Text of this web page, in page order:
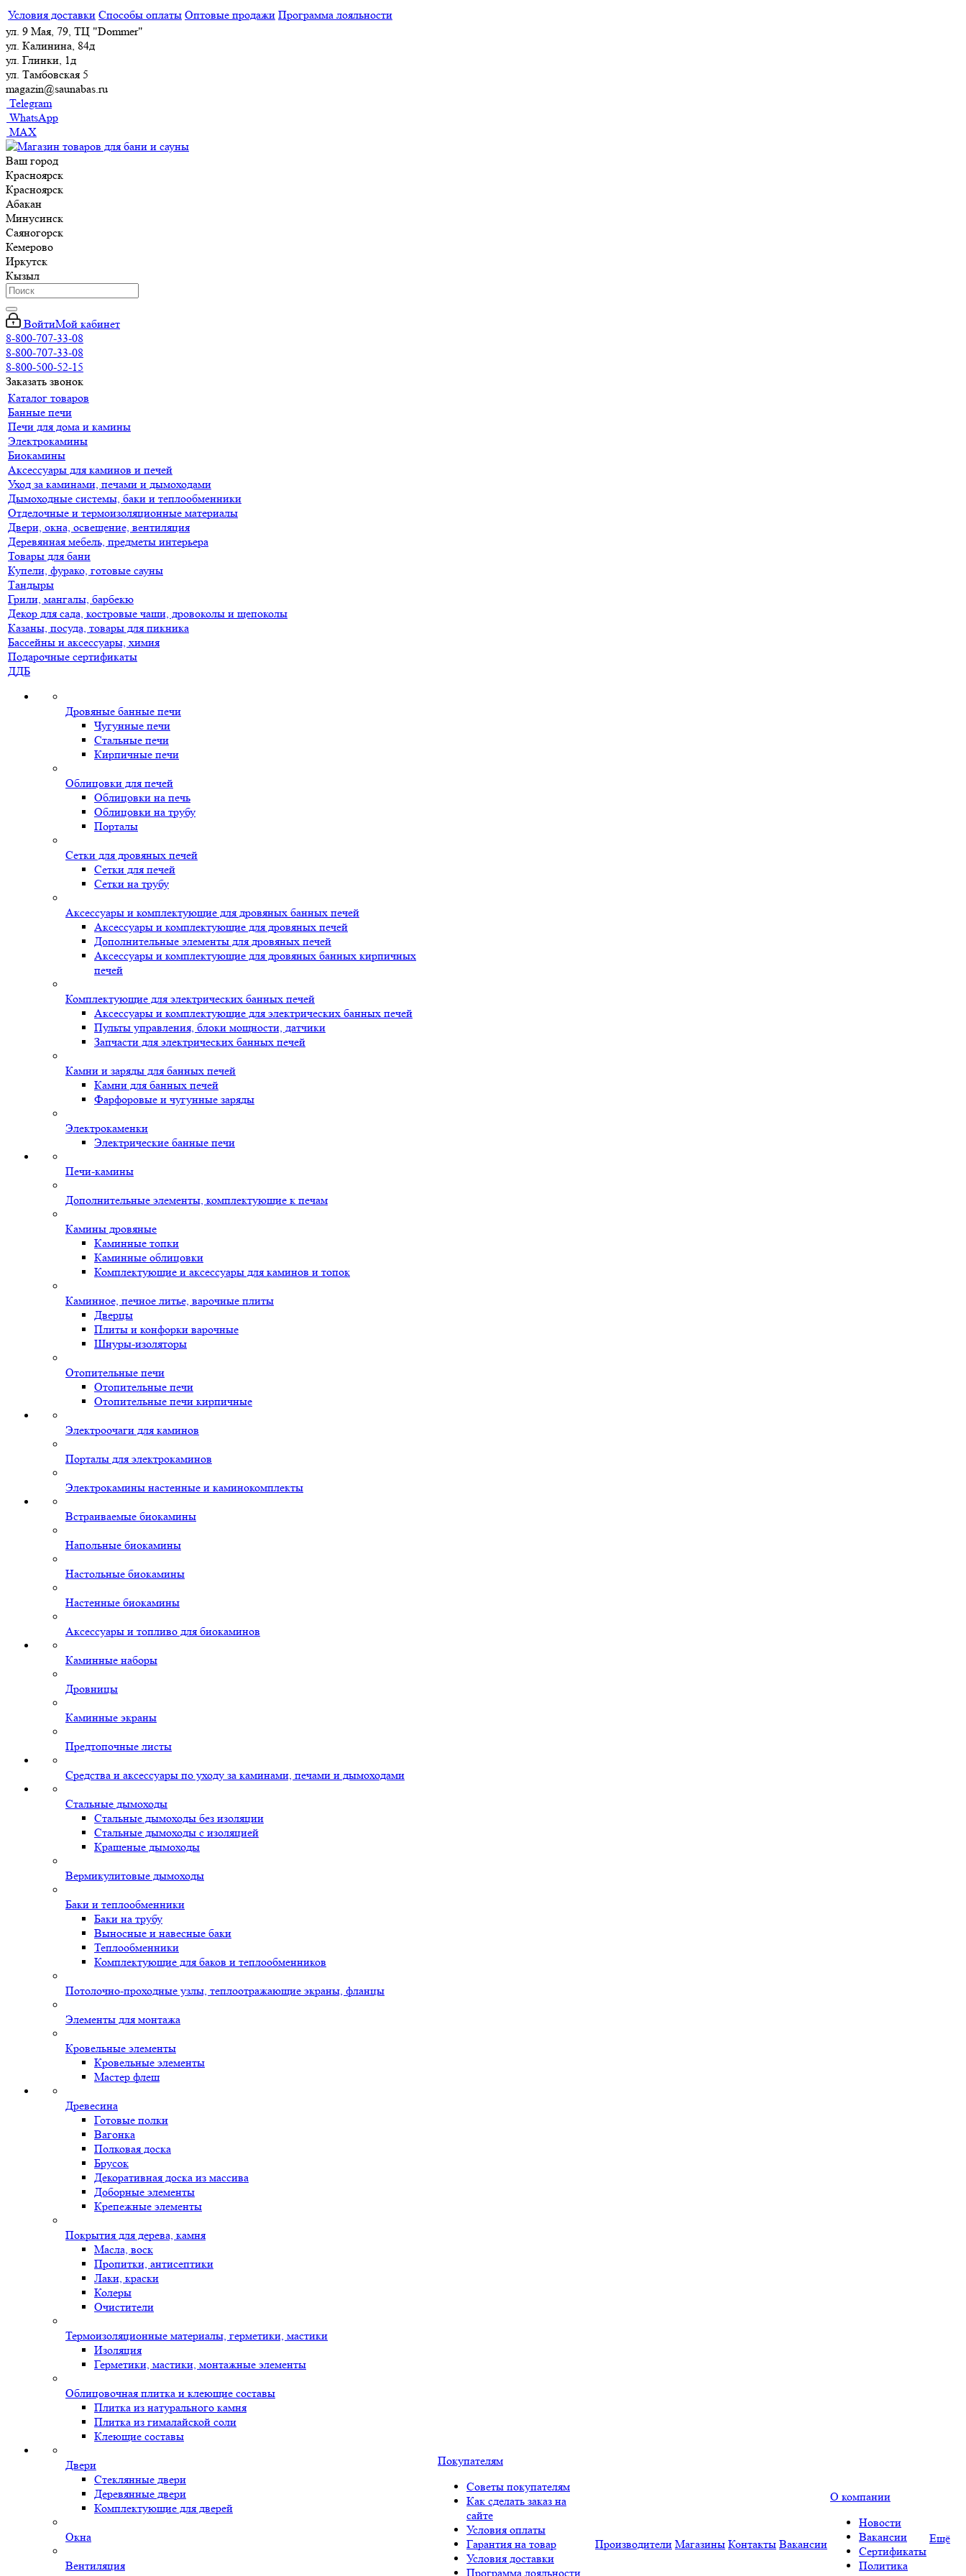
Условия доставки Способы оплаты Оптовые продажи Программа лояльности
ул. 9 Мая, 79, ТЦ "Dommer"
ул. Калинина, 84д
ул. Глинки, 1д
ул. Тамбовская 5
magazin@saunabas.ru
Telegram
WhatsApp
MAX
Ваш город
Красноярск
Красноярск
Абакан
Минусинск
Саяногорск
Кемерово
Иркутск
Кызыл
ВойтиМой кабинет
8-800-707-33-08
8-800-707-33-08
8-800-500-52-15
Заказать звонок
Каталог товаров
Банные печи
Печи для дома и камины
Электрокамины
Биокамины
Аксессуары для каминов и печей
Уход за каминами, печами и дымоходами
Дымоходные системы, баки и теплообменники
Отделочные и термоизоляционные материалы
Двери, окна, освещение, вентиляция
Деревянная мебель, предметы интерьера
Товары для бани
Купели, фурако, готовые сауны
Тандыры
Грили, мангалы, барбекю
Декор для сада, костровые чаши, дровоколы и щепоколы
Казаны, посуда, товары для пикника
Бассейны и аксессуары, химия
Подарочные сертификаты
ДДБ
Дровяные банные печи
Чугунные печи
Стальные печи
Кирпичные печи
Облицовки для печей
Облицовки на печь
Облицовки на трубу
Порталы
Сетки для дровяных печей
Сетки для печей
Сетки на трубу
Аксессуары и комплектующие для дровяных банных печей
Аксессуары и комплектующие для дровяных печей
Дополнительные элементы для дровяных печей
Аксессуары и комплектующие для дровяных банных кирпичных
печей
Комплектующие для электрических банных печей
Аксессуары и комплектующие для электрических банных печей
Пульты управления, блоки мощности, датчики
Запчасти для электрических банных печей
Камни и заряды для банных печей
Камни для банных печей
Фарфоровые и чугунные заряды
Электрокаменки
Электрические банные печи
Печи-камины
Дополнительные элементы, комплектующие к печам
Камины дровяные
Каминные топки
Каминные облицовки
Комплектующие и аксессуары для каминов и топок
Каминное, печное литье, варочные плиты
Дверцы
Плиты и конфорки варочные
Шнуры-изоляторы
Отопительные печи
Отопительные печи
Отопительные печи кирпичные
Электроочаги для каминов
Порталы для электрокаминов
Электрокамины настенные и каминокомплекты
Встраиваемые биокамины
Напольные биокамины
Настольные биокамины
Настенные биокамины
Аксессуары и топливо для биокаминов
Каминные наборы
Дровницы
Каминные экраны
Предтопочные листы
Средства и аксессуары по уходу за каминами, печами и дымоходами
Стальные дымоходы
Стальные дымоходы без изоляции
Стальные дымоходы с изоляцией
Крашеные дымоходы
Вермикулитовые дымоходы
Баки и теплообменники
Баки на трубу
Выносные и навесные баки
Теплообменники
Комплектующие для баков и теплообменников
Потолочно-проходные узлы, теплоотражающие экраны, фланцы
Элементы для монтажа
Кровельные элементы
Кровельные элементы
Мастер флеш
Древесина
Готовые полки
Вагонка
Полковая доска
Брусок
Декоративная доска из массива
Доборные элементы
Крепежные элементы
Покрытия для дерева, камня
Масла, воск
Пропитки, антисептики
Лаки, краски
Колеры
Очистители
Термоизоляционные материалы, герметики, мастики
Изоляция
Герметики, мастики, монтажные элементы
Облицовочная плитка и клеющие составы
Плитка из натурального камня
Плитка из гималайской соли
Клеющие составы
Двери
Стеклянные двери
Деревянные двери
Комплектующие для дверей
Окна
Вентиляция
Покупателям
Советы покупателям
Как сделать заказ на
сайте
Условия оплаты
Гарантия на товар
Условия доставки
Программа лояльности
Производители Магазины Контакты Вакансии
О компании
Новости
Вакансии
Сертификаты
Политика
Ещё